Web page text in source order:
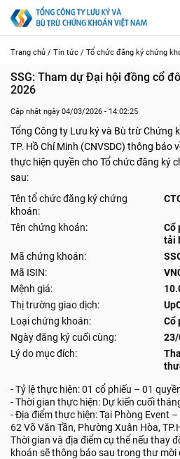
Trang chủ / Tin tức / Tổ chức đăng ký chứng
SSG: Tham dự Đại hội đồng cổ
2026
Cập nhật ngày 04/03/2026 - 14:02:25
Tổng Công ty Lưu ký và Bù trừ Chứng
TP. Hồ Chí Minh (CNVSDC) thông báo
thực hiện quyền cho Tổ chức đăng ký
sau:
Tên tổ chức đăng ký chứng
khoán:
Tên chứng khoán:
Cổ
tải
Mã chứng khoán:
Mã ISIN:
Mệnh giá:
Thị trường giao dịch:
Loại chứng khoán:
Cổ
Ngày đăng ký cuối cùng:
Lý do mục đích:
- Tỷ lệ thực hiện: 01 cổ phiếu – 01
- Thời gian thực hiện: Dự kiến cuối
- Địa điểm thực hiện: Tại Phòng Event –
62 Võ Văn Tần, Phường Xuân Hòa,
Thời gian và địa điểm cụ thể nếu thay
khoán sẽ thông báo sau trong thư